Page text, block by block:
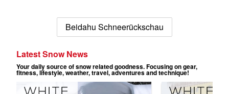
Beidahu Schneerückschau